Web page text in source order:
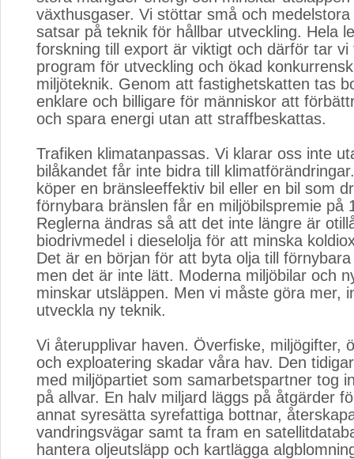
växthusgaser. Vi stöttar små och
satsar på teknik för hållbar utveckling. Hela
forskning till export är viktigt och därför tar vi
program för utveckling och ökad
miljöteknik. Genom att fastighetskatten tas
enklare och billigare för människor att
och spara energi utan att straffbeskattas.
Trafiken klimatanpassas. Vi klarar oss inte
bilåkandet får inte bidra till
köper en bränsleeffektiv bil eller en bil som
förnybara bränslen får en miljöbilspremie på
Reglerna ändras så att det inte längre är
biodrivmedel i dieselolja för att minska
Det är en början för att byta olja till
men det är inte lätt. Moderna miljöbilar och
minskar utsläppen. Men vi måste göra mer,
utveckla ny teknik.
Vi återupplivar haven. Överfiske, miljögifter,
och exploatering skadar våra hav. Den
med miljöpartiet som samarbetspartner tog
på allvar. En halv miljard läggs på åtgärder
annat syresätta syrefattiga bottnar,
vandringsvägar samt ta fram en
hantera oljeutsläpp och kartlägga